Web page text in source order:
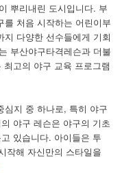
뿌리내린 도시입니다. 부
처음 시작하는 어린이부
다양한 선수들에게 기회
부산야구타격레슨과 더불
고의 야구 교육 프로그램
심지 중 하나로, 특히 야구
야구 레슨은 야구의 기초
있습니다. 아이들은 투
작해 자신만의 스타일을